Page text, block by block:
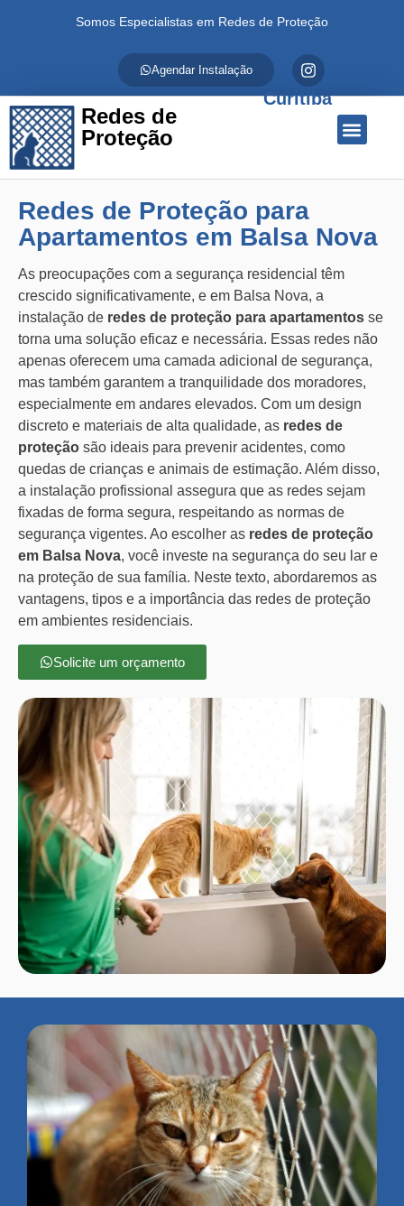
Somos Especialistas em Redes de Proteção
Agendar Instalação
Redes de
Proteção
Curitiba
Redes de Proteção para
Apartamentos em Balsa Nova
As preocupações com a segurança residencial têm
crescido significativamente, e em Balsa Nova, a
instalação de redes de proteção para apartamentos se
torna uma solução eficaz e necessária. Essas redes não
apenas oferecem uma camada adicional de segurança,
mas também garantem a tranquilidade dos moradores,
especialmente em andares elevados. Com um design
discreto e materiais de alta qualidade, as redes de
proteção são ideais para prevenir acidentes, como
quedas de crianças e animais de estimação. Além disso,
a instalação profissional assegura que as redes sejam
fixadas de forma segura, respeitando as normas de
segurança vigentes. Ao escolher as redes de proteção
em Balsa Nova, você investe na segurança do seu lar e
na proteção de sua família. Neste texto, abordaremos as
vantagens, tipos e a importância das redes de proteção
em ambientes residenciais.
Solicite um orçamento